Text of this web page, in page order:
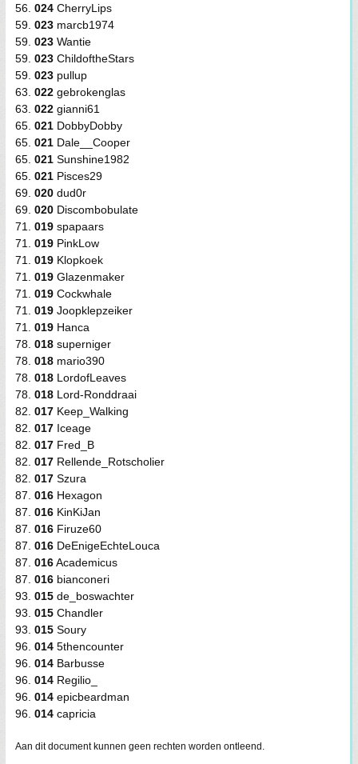
56. 024 CherryLips
59. 023 marcb1974
59. 023 Wantie
59. 023 ChildoftheStars
59. 023 pullup
63. 022 gebrokenglas
63. 022 gianni61
65. 021 DobbyDobby
65. 021 Dale__Cooper
65. 021 Sunshine1982
65. 021 Pisces29
69. 020 dud0r
69. 020 Discombobulate
71. 019 spapaars
71. 019 PinkLow
71. 019 Klopkoek
71. 019 Glazenmaker
71. 019 Cockwhale
71. 019 Joopklepzeiker
71. 019 Hanca
78. 018 superniger
78. 018 mario390
78. 018 LordofLeaves
78. 018 Lord-Ronddraai
82. 017 Keep_Walking
82. 017 Iceage
82. 017 Fred_B
82. 017 Rellende_Rotscholier
82. 017 Szura
87. 016 Hexagon
87. 016 KinKiJan
87. 016 Firuze60
87. 016 DeEnigeEchteLouca
87. 016Academicus
87. 016 bianconeri
93. 015 de_boswachter
93. 015 Chandler
93. 015 Soury
96. 014 5thencounter
96. 014 Barbusse
96. 014 Regilio_
96. 014 epicbeardman
96. 014 capricia
Aan dit document kunnen geen rechten worden ontleend.